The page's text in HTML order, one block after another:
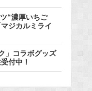
“濃厚いちご
ジカルミライ
」コラボグッズ
付中！